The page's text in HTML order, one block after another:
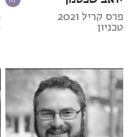
פרס קריל 2021
טכניון